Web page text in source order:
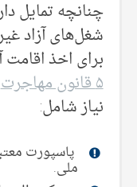
شغل‌های آزاد
برای اخذ اقامت
۵ قانون مهاجرت
نیاز شامل:
پاسپورت
ملی‌.